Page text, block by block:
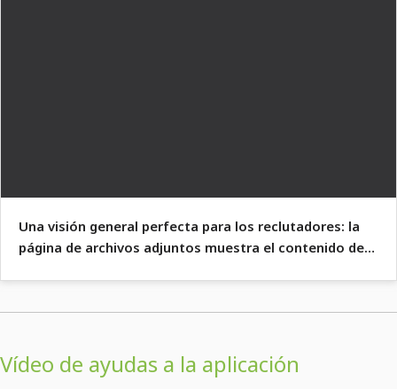
Una visión general perfecta para los reclutadores: la
página de archivos adjuntos muestra el contenido de
Vídeo de ayudas a la aplicación